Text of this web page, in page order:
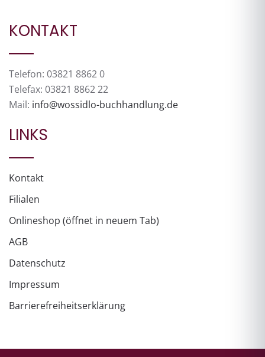
KONTAKT
Telefon: 03821 8862 0
Telefax: 03821 8862 22
Mail: info@wossidlo-buchhandlung.de
LINKS
Kontakt
Filialen
Onlineshop (öffnet in neuem Tab)
AGB
Datenschutz
Impressum
Barrierefreiheitserklärung